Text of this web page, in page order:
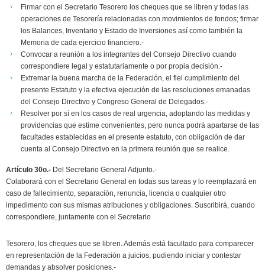
Firmar con el Secretario Tesorero los cheques que se libren y todas las
operaciones de Tesorería relacionadas con movimientos de fondos; firmar
los Balances, Inventario y Estado de Inversiones así como también la
Memoria de cada ejercicio financiero.-
Convocar a reunión a los integrantes del Consejo Directivo cuando
correspondiere legal y estatutariamente o por propia decisión.-
Extremar la buena marcha de la Federación, el fiel cumplimiento del
presente Estatuto y la efectiva ejecución de las resoluciones emanadas
del Consejo Directivo y Congreso General de Delegados.-
Resolver por sí en los casos de real urgencia, adoptando las medidas y
providencias que estime convenientes, pero nunca podrá apartarse de las
facultades establecidas en el presente estatuto, con obligación de dar
cuenta al Consejo Directivo en la primera reunión que se realice.
Artículo 30o.- Del Secretario General Adjunto.-
Colaborará con el Secretario General en todas sus tareas y lo reemplazará en
caso de fallecimiento, separación, renuncia, licencia o cualquier otro
impedimento con sus mismas atribuciones y obligaciones. Suscribirá, cuando
correspondiere, juntamente con el Secretario
Tesorero, los cheques que se libren. Además está facultado para comparecer
en representación de la Federación a juicios, pudiendo iniciar y contestar
demandas y absolver posiciones.-